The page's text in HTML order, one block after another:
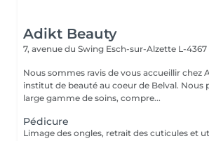
Adikt Beauty
7, avenue du Swing Esch-sur-Alzette L-4367
Nous sommes ravis de vous accueillir chez
institut de beauté au coeur de Belval. Nous proposons une
large gamme de soins, compre...
Pédicure